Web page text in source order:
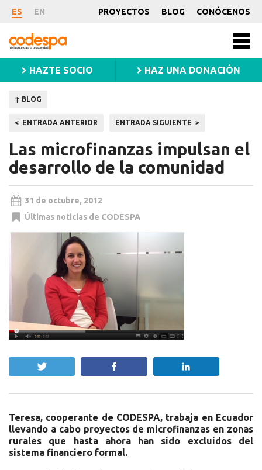
Noticia
ES EN PROYECTOS BLOG CONÓCENOS
CODESPA
HAZTE SOCIO HAZ UNA DONACIÓN
↑ BLOG
Navegación
de
entradas
ENTRADA ANTERIOR ENTRADA SIGUIENTE
Las microfinanzas impulsan el
desarrollo de la comunidad
31 de octubre, 2012
Últimas noticias de CODESPA
Teresa, cooperante de CODESPA, trabaja en Ecuador
llevando a cabo proyectos de microfinanzas en zonas
rurales que hasta ahora han sido excluidos del
sistema financiero formal.